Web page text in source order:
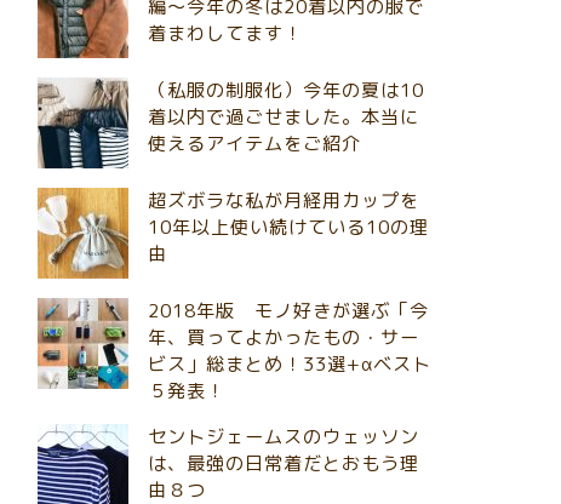
編～今年の冬は20着以内の服で
着まわしてます！
（私服の制服化）今年の夏は10
着以内で過ごせました。本当に
使えるアイテムをご紹介
超ズボラな私が月経用カップを
10年以上使い続けている10の理
由
2018年版 モノ好きが選ぶ「今
年、買ってよかったもの・サー
ビス」総まとめ！33選+αベスト
５発表！
セントジェームスのウェッソン
は、最強の日常着だとおもう理
由８つ